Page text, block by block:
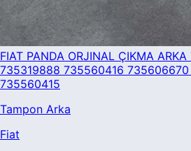
FIAT PANDA ORJINAL ÇIKMA
735319888 735560416
735560415
Tampon Arka
Fiat